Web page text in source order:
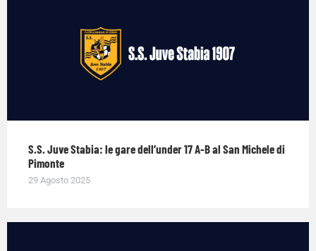
S.S. Juve Stabia: le gare dell’under 17 A-B al San Michele di
Pimonte
29 Agosto 2025